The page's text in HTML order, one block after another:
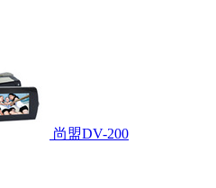
尚盟DV-200